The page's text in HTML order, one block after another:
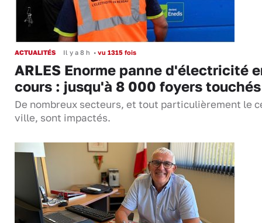
ACTUALITÉS Il y a 8 h • vu 1315 fois
ARLES Enorme panne d'électricité
cours : jusqu'à 8 000 foyers touchés
De nombreux secteurs, et tout particulièrement le
ville, sont impactés.